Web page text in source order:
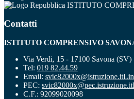
ISTITUTO
Contatti
ISTITUTO COMPRENSIVO
Via Verdi, 15 - 17100 Savona (SV)
Tel: 019 82.44.59
Email: svic82000x@istruzione.it
PEC: svic82000x@pec.istruzione.it
C.F.: 92099020098